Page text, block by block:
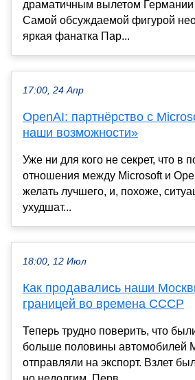
драматичным вылетом
Самой обсуждаемой фигурой
яркая фанатка Пар...
17:00, 24 Апр
OpenAI: партнёрство с
наши возможности»
Уже ни для кого не секрет, что в
отношения между Microsoft и
желать лучшего, и, похоже,
ухудшат...
18:00, 12 Июл
Как продавались наши
границей во времена СССР
Теперь трудно поверить, что
больше половины автомобилей
отправляли на экспорт. Взлет